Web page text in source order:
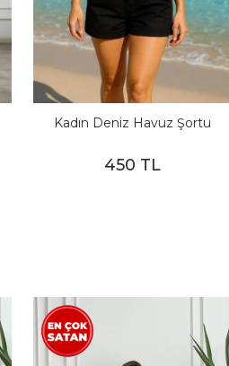
Kadın Deniz Havuz Şortu
450 TL